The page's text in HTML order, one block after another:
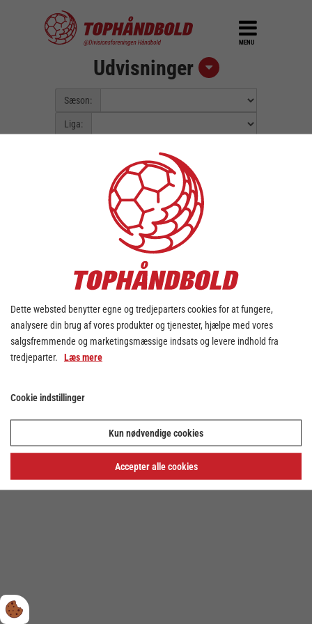
MENU
Udvisninger
Sæson:
Liga:
Kunne ikke finde data for valgt
Privatlivs- og cookiepolitik
Dette websted benytter egne og tredjeparters cookies for at fungere,
analysere din brug af vores produkter og tjenester, hjælpe med vores
salgsfremmende og marketingsmæssige indsats og levere indhold fra
tredjeparter. Læs mere
Cookie indstillinger
Kun nødvendige cookies
Accepter alle cookies